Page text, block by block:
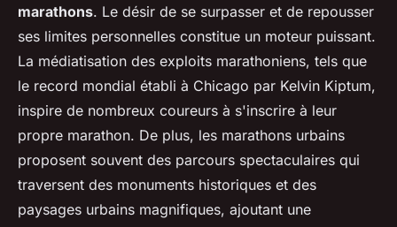
marathons. Le désir de se surpasser et de repousser
ses limites personnelles constitue un moteur puissant.
La médiatisation des exploits marathoniens, tels que
le record mondial établi à Chicago par Kelvin Kiptum,
inspire de nombreux coureurs à s'inscrire à leur
propre marathon. De plus, les marathons urbains
proposent souvent des parcours spectaculaires qui
traversent des monuments historiques et des
paysages urbains magnifiques, ajoutant une